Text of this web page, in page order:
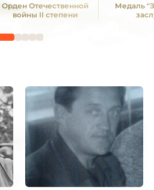
Орден Отечественной
войны II степени
Медаль